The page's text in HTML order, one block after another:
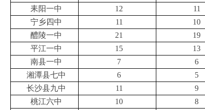
耒阳一中
12 11
宁乡四中
11 10
醴陵一中
21 19
平江一中
15 13
南县一中
7 6
湘潭县七中
6 5
长沙县九中
11 9
桃江六中
10 8